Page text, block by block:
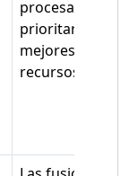
procesamiento
prioritario y
mejores
recursos.